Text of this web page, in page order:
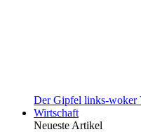
Der Gipfel links-woker
Wirtschaft
Neueste Artikel